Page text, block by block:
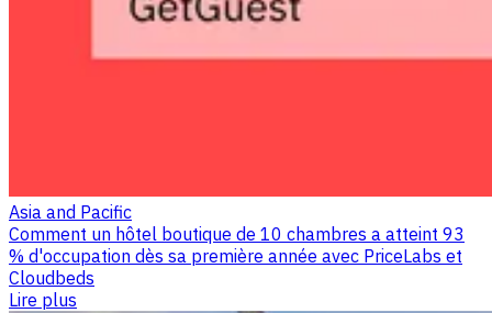
Asia and Pacific
Comment un hôtel boutique de 10 chambres a atteint 93
% d'occupation dès sa première année avec PriceLabs et
Cloudbeds
Lire plus